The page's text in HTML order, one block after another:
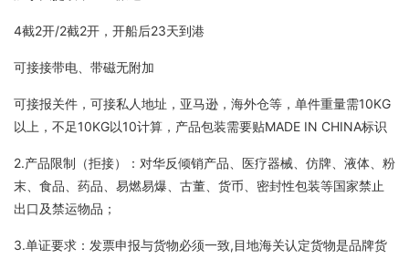
4截2开/2截2开，开船后23天到港
可接接带电、带磁无附加
可接报关件，可接私人地址，亚马逊，海外仓等，单件重量需10KG
以上，不足10KG以10计算，产品包装需要贴MADE IN CHINA标识
2.产品限制（拒接）：对华反倾销产品、医疗器械、仿牌、液体、粉
末、食品、药品、易燃易爆、古董、货币、密封性包装等国家禁止
出口及禁运物品；
3.单证要求：发票申报与货物必须一致,目地海关认定货物是品牌货